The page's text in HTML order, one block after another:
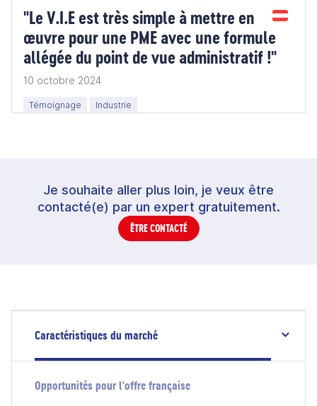
"Le V.I.E est très simple à mettre en
œuvre pour une PME avec une formule
allégée du point de vue administratif !"
10 octobre 2024
Témoignage Industrie
Je souhaite aller plus loin, je veux être
contacté(e) par un expert gratuitement.
ÊTRE CONTACTÉ
Caractéristiques du marché
Opportunités pour l'offre française